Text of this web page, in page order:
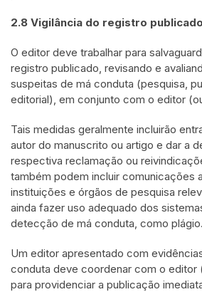
2.8 Vigilância do registro publicado
O editor deve trabalhar para
registro publicado, revisando e
suspeitas de má conduta (pesquisa,
editorial), em conjunto com o editor
Tais medidas geralmente incluirão
autor do manuscrito ou artigo e dar a
respectiva reclamação ou
também podem incluir comunicações
instituições e órgãos de pesquisa
ainda fazer uso adequado dos
detecção de má conduta, como plágio.
Um editor apresentado com
conduta deve coordenar com o editor
para providenciar a publicação